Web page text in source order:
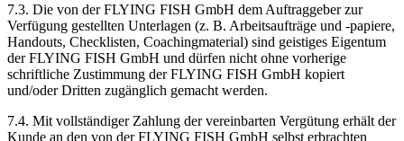
7.3. Die von der FLYING FISH GmbH dem Auftraggeber zur
Verfügung gestellten Unterlagen (z. B. Arbeitsaufträge und -papiere,
Handouts, Checklisten, Coachingmaterial) sind geistiges Eigentum
der FLYING FISH GmbH und dürfen nicht ohne vorherige
schriftliche Zustimmung der FLYING FISH GmbH kopiert
und/oder Dritten zugänglich gemacht werden.
7.4. Mit vollständiger Zahlung der vereinbarten Vergütung erhält der
Kunde an den von der FLYING FISH GmbH selbst erbrachten